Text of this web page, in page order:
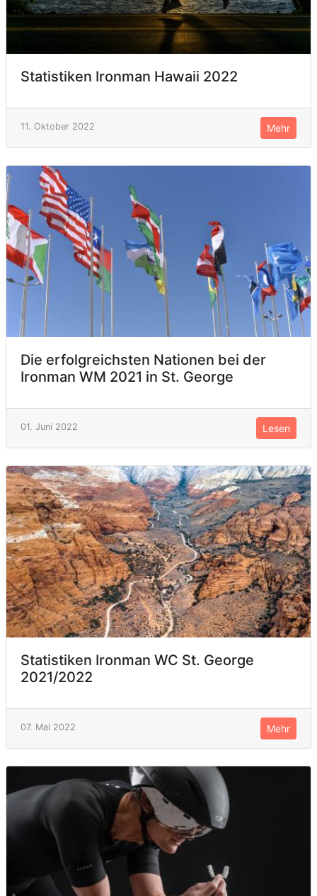
Statistiken Ironman Hawaii 2022
11. Oktober 2022 Mehr
Die erfolgreichsten Nationen bei der
Ironman WM 2021 in St. George
01. Juni 2022 Lesen
Statistiken Ironman WC St. George
2021/2022
07. Mai 2022 Mehr